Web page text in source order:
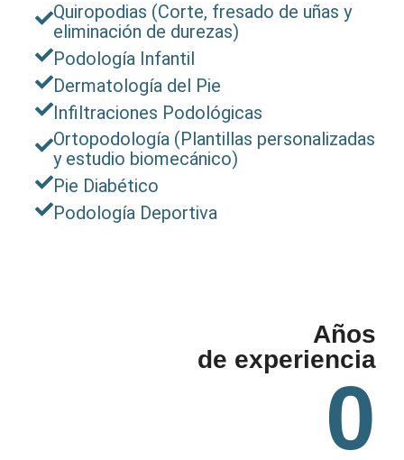
Quiropodias (Corte, fresado de uñas y
eliminación de durezas)
Podología Infantil
Dermatología del Pie
Infiltraciones Podológicas
Ortopodología (Plantillas personalizadas
y estudio biomecánico)
Pie Diabético
Podología Deportiva
Años
de experiencia
0